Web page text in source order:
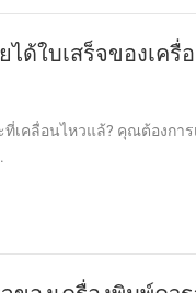
ด้ใบเสร็จของเครื่
เคลื่อนไหวแล้? คุณต้องก